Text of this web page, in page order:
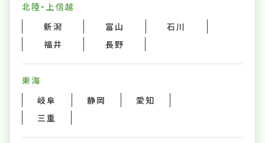
北陸・上信越
新潟
富山
石川
福井
長野
東海
岐阜
静岡
愛知
三重